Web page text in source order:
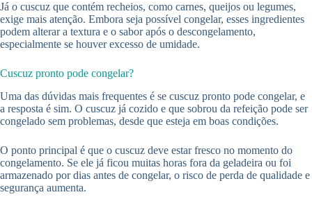
Já o cuscuz que contém recheios, como carnes, queijos ou legumes,
exige mais atenção. Embora seja possível congelar, esses ingredientes
podem alterar a textura e o sabor após o descongelamento,
especialmente se houver excesso de umidade.
Cuscuz pronto pode congelar?
Uma das dúvidas mais frequentes é se cuscuz pronto pode congelar, e
a resposta é sim. O cuscuz já cozido e que sobrou da refeição pode ser
congelado sem problemas, desde que esteja em boas condições.
O ponto principal é que o cuscuz deve estar fresco no momento do
congelamento. Se ele já ficou muitas horas fora da geladeira ou foi
armazenado por dias antes de congelar, o risco de perda de qualidade e
segurança aumenta.